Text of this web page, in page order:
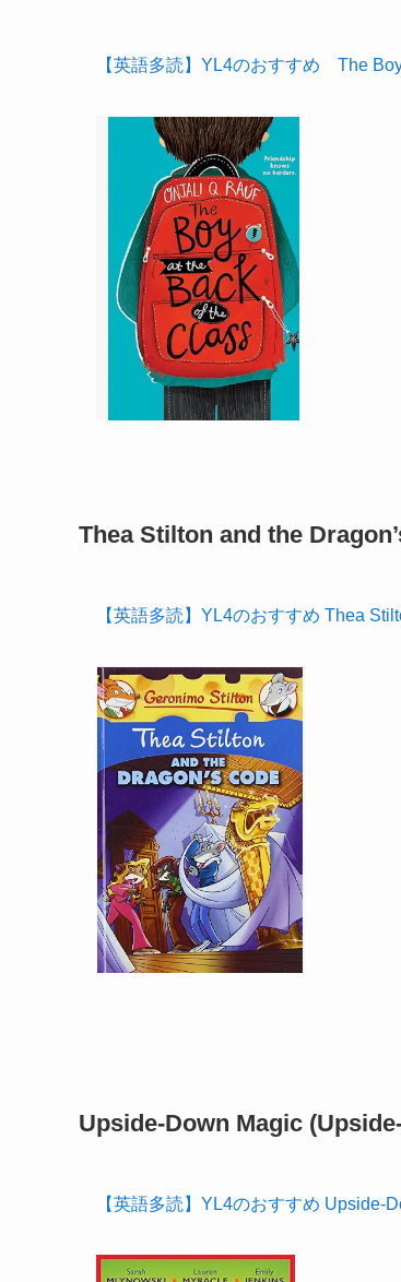
【英語多読】YL4のおすすめ The
Thea Stilton and the
【英語多読】YL4のおすすめ Thea
Upside-Down Magic
【英語多読】YL4のおすすめ Upside-